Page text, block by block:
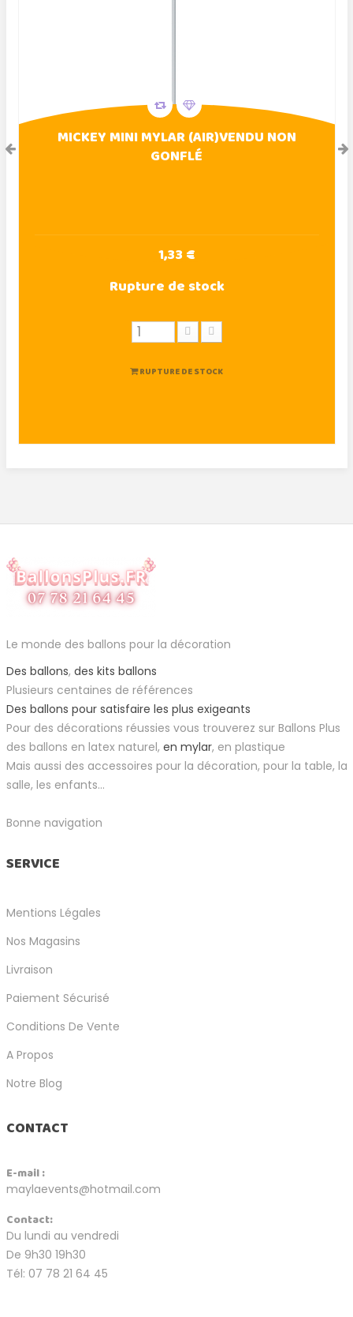
MICKEY MINI MYLAR (AIR)VENDU NON
GONFLÉ
1,33 €
Rupture de stock
RUPTURE DE STOCK
Le monde des ballons pour la décoration
Des ballons, des kits ballons
Plusieurs centaines de références
Des ballons pour satisfaire les plus exigeants
Pour des décorations réussies vous trouverez sur Ballons Plus
des ballons en latex naturel, en mylar, en plastique
Mais aussi des accessoires pour la décoration, pour la table, la
salle, les enfants...
Bonne navigation
SERVICE
Mentions Légales
Nos Magasins
Livraison
Paiement Sécurisé
Conditions De Vente
A Propos
Notre Blog
CONTACT
E-mail :
maylaevents@hotmail.com
Contact:
Du lundi au vendredi
De 9h30 19h30
Tél: 07 78 21 64 45